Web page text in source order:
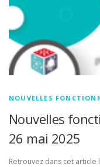
NOUVELLES
Nouvelles
26 mai 2025
Retrouvez dans cet